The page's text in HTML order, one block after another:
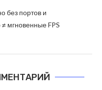
без портов и
мгновенные FPS